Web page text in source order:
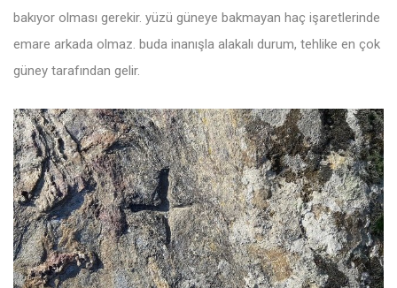
bakıyor olması gerekir. yüzü güneye bakmayan haç işaretlerinde
emare arkada olmaz. buda inanışla alakalı durum, tehlike en çok
güney tarafından gelir.